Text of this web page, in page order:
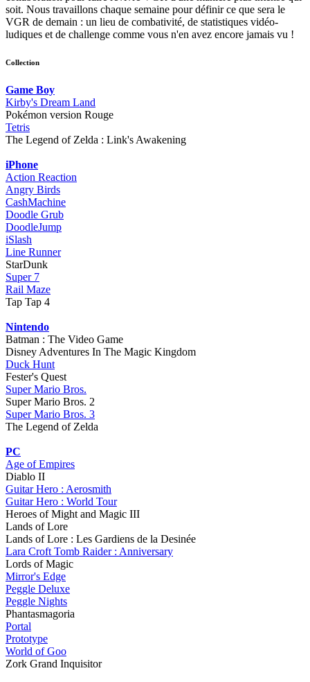
soit. Nous travaillons chaque semaine pour définir ce que sera le
VGR de demain : un lieu de combativité, de statistiques vidéo-
ludiques et de challenge comme vous n'en avez encore jamais vu !
Collection
Game Boy
Kirby's Dream Land
Pokémon version Rouge
Tetris
The Legend of Zelda : Link's Awakening
iPhone
Action Reaction
Angry Birds
CashMachine
Doodle Grub
DoodleJump
iSlash
Line Runner
StarDunk
Super 7
Rail Maze
Tap Tap 4
Nintendo
Batman : The Video Game
Disney Adventures In The Magic Kingdom
Duck Hunt
Fester's Quest
Super Mario Bros.
Super Mario Bros. 2
Super Mario Bros. 3
The Legend of Zelda
PC
Age of Empires
Diablo II
Guitar Hero : Aerosmith
Guitar Hero : World Tour
Heroes of Might and Magic III
Lands of Lore
Lands of Lore : Les Gardiens de la Desinée
Lara Croft Tomb Raider : Anniversary
Lords of Magic
Mirror's Edge
Peggle Deluxe
Peggle Nights
Phantasmagoria
Portal
Prototype
World of Goo
Zork Grand Inquisitor